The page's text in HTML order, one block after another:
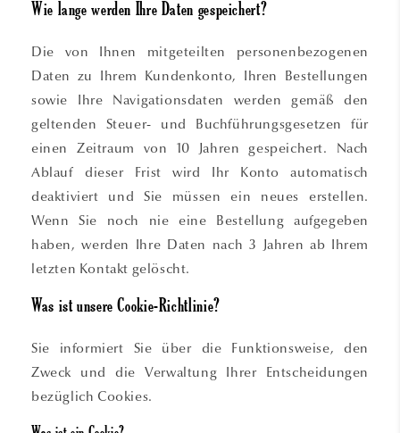
Wie lange werden Ihre Daten gespeichert?
Die von Ihnen mitgeteilten personenbezogenen
Daten zu Ihrem Kundenkonto, Ihren Bestellungen
sowie Ihre Navigationsdaten werden gemäß den
geltenden Steuer- und Buchführungsgesetzen für
einen Zeitraum von 10 Jahren gespeichert. Nach
Ablauf dieser Frist wird Ihr Konto automatisch
deaktiviert und Sie müssen ein neues erstellen.
Wenn Sie noch nie eine Bestellung aufgegeben
haben, werden Ihre Daten nach 3 Jahren ab Ihrem
letzten Kontakt gelöscht.
Was ist unsere Cookie-Richtlinie?
Sie informiert Sie über die Funktionsweise, den
Zweck und die Verwaltung Ihrer Entscheidungen
bezüglich Cookies.